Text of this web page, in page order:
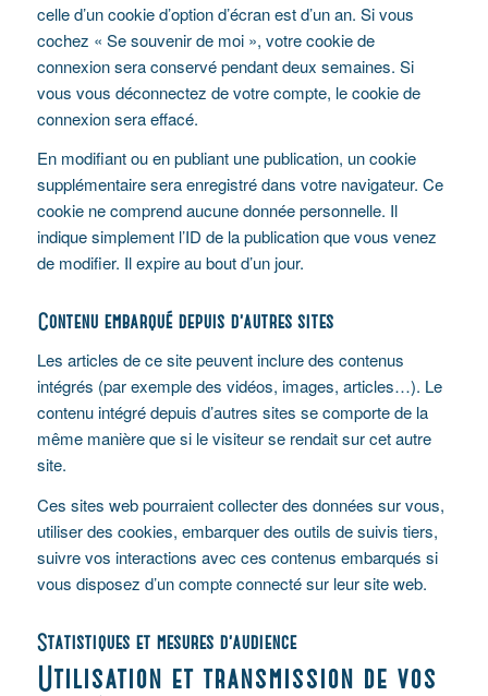
celle d’un cookie d’option d’écran est d’un an. Si vous
cochez « Se souvenir de moi », votre cookie de
connexion sera conservé pendant deux semaines. Si
vous vous déconnectez de votre compte, le cookie de
connexion sera effacé.
En modifiant ou en publiant une publication, un cookie
supplémentaire sera enregistré dans votre navigateur. Ce
cookie ne comprend aucune donnée personnelle. Il
indique simplement l’ID de la publication que vous venez
de modifier. Il expire au bout d’un jour.
Contenu embarqué depuis d’autres sites
Les articles de ce site peuvent inclure des contenus
intégrés (par exemple des vidéos, images, articles…). Le
contenu intégré depuis d’autres sites se comporte de la
même manière que si le visiteur se rendait sur cet autre
site.
Ces sites web pourraient collecter des données sur vous,
utiliser des cookies, embarquer des outils de suivis tiers,
suivre vos interactions avec ces contenus embarqués si
vous disposez d’un compte connecté sur leur site web.
Statistiques et mesures d’audience
Utilisation et transmission de vos